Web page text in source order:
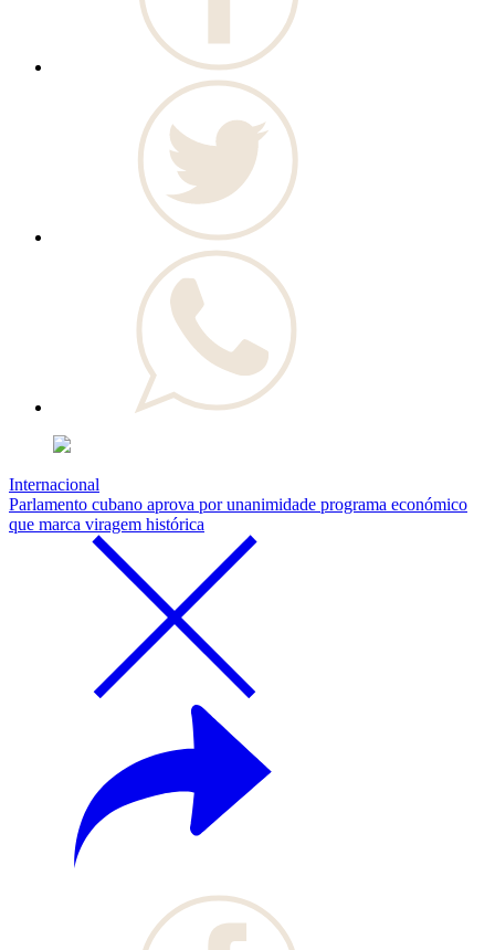
Internacional
Parlamento cubano aprova por unanimidade programa económico
que marca viragem histórica